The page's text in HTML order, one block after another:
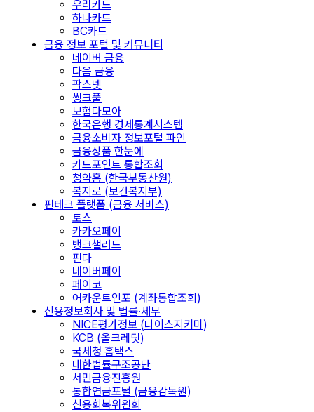
우리카드
하나카드
BC카드
금융 정보 포털 및 커뮤니티
네이버 금융
다음 금융
팍스넷
씽크풀
보험다모아
한국은행 경제통계시스템
금융소비자 정보포털 파인
금융상품 한눈에
카드포인트 통합조회
청약홈 (한국부동산원)
복지로 (보건복지부)
핀테크 플랫폼 (금융 서비스)
토스
카카오페이
뱅크샐러드
핀다
네이버페이
페이코
어카운트인포 (계좌통합조회)
신용정보회사 및 법률·세무
NICE평가정보 (나이스지키미)
KCB (올크레딧)
국세청 홈택스
대한법률구조공단
서민금융진흥원
통합연금포털 (금융감독원)
신용회복위원회